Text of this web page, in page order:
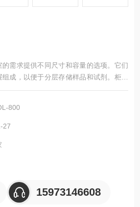
的需求提供不同尺寸和容量的选项。它们
成，以便于分层存储样品和试剂。柜门
减少热量进入冷柜内部并防止冷空气泄
800
27
15973146608